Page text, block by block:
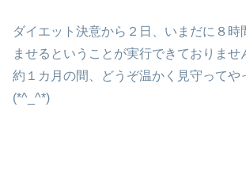
ダイエット決意から２日、いまだに８時
ませるということが実行できておりませ
約１カ月の間、どうぞ温かく見守ってや
(*^_^*)